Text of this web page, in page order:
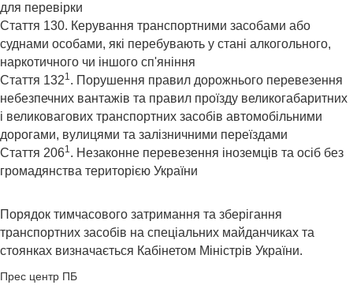
для перевірки
Стаття 130. Керування транспортними засобами або
суднами особами, які перебувають у стані алкогольного,
наркотичного чи іншого сп'яніння
Стаття 1321. Порушення правил дорожнього перевезення
небезпечних вантажів та правил проїзду великогабаритних
і великовагових транспортних засобів автомобільними
дорогами, вулицями та залізничними переїздами
Стаття 2061. Незаконне перевезення іноземців та осіб без
громадянства територією України
Порядок тимчасового затримання та зберігання
транспортних засобів на спеціальних майданчиках та
стоянках визначається Кабінетом Міністрів України.
Прес центр ПБ